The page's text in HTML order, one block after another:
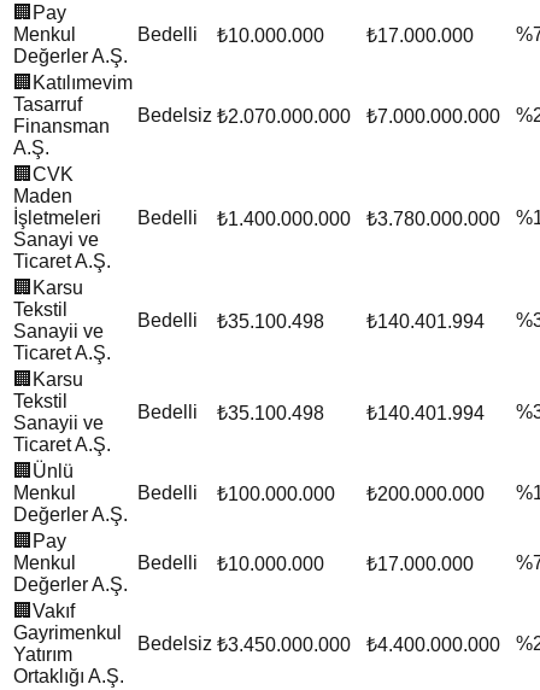
🏢 Pay
Menkul
Değerler A.Ş.
Bedelli ₺10.000.000 ₺17.000.000 %
🏢 Katılımevim
Tasarruf
Finansman
A.Ş.
Bedelsiz ₺2.070.000.000 ₺7.000.000.000 %
🏢 CVK
Maden
İşletmeleri
Sanayi ve
Ticaret A.Ş.
Bedelli ₺1.400.000.000 ₺3.780.000.000 %
🏢 Karsu
Tekstil
Sanayii ve
Ticaret A.Ş.
Bedelli ₺35.100.498 ₺140.401.994 %
🏢 Karsu
Tekstil
Sanayii ve
Ticaret A.Ş.
Bedelli ₺35.100.498 ₺140.401.994 %
🏢 Ünlü
Menkul
Değerler A.Ş.
Bedelli ₺100.000.000 ₺200.000.000 %
🏢 Pay
Menkul
Değerler A.Ş.
Bedelli ₺10.000.000 ₺17.000.000 %
🏢 Vakıf
Gayrimenkul
Yatırım
Ortaklığı A.Ş.
Bedelsiz ₺3.450.000.000 ₺4.400.000.000 %